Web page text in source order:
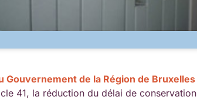
Gouvernement de la Région de
41, la réduction du délai de